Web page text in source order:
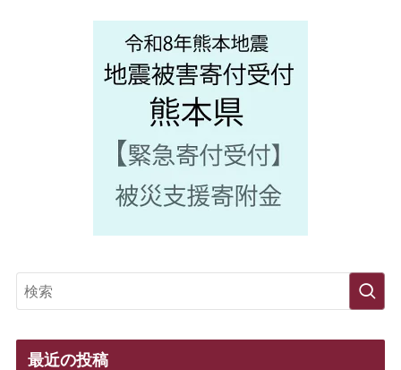
最近の投稿